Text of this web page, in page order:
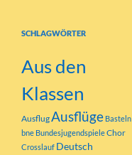
SCHLAGWÖRTER
Aus den
Klassen
AusflugAusflüge Basteln
bne BundesjugendspieleChor
Crosslauf Deutsch